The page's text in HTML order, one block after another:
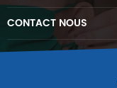
CONTACT NOUS